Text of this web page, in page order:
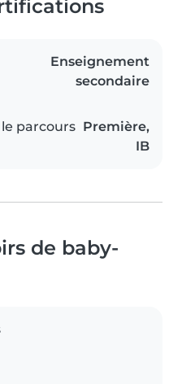
Enseignement
secondaire
parcours Première,
IB
de baby-